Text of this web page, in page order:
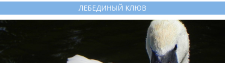
ЛЕБЕДИНЫЙ КЛЮВ